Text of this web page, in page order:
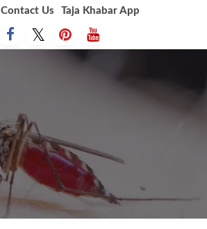
Contact Us Taja Khabar App